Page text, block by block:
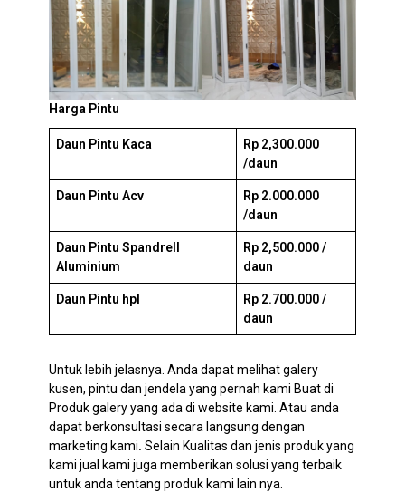
Harga Pintu
Daun Pintu Kaca
Rp 2,300.000
/daun
Daun Pintu Acv
Rp 2.000.000
/daun
Daun Pintu Spandrell
Aluminium
Rp 2,500.000 /
daun
Daun Pintu hpl
Rp 2.700.000 /
daun
Untuk lebih jelasnya. Anda dapat melihat galery
kusen, pintu dan jendela yang pernah kami Buat di
Produk galery yang ada di website kami. Atau anda
dapat berkonsultasi secara langsung dengan
marketing kami. Selain Kualitas dan jenis produk yang
kami jual kami juga memberikan solusi yang terbaik
untuk anda tentang produk kami lain nya.